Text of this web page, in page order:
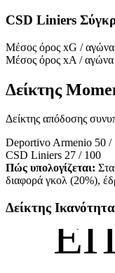
CSD Liniers
Μέσος όρος xG / αγώνα
Μέσος όρος xA / αγώνα
Δείκτης
Δείκτης απόδοσης
Deportivo Armenio 50 /
CSD Liniers 27 / 100
Πώς υπολογίζεται:
διαφορά γκολ (20%),
Δείκτης